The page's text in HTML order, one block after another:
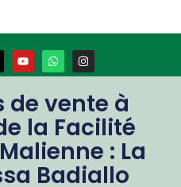
de vente à
la Facilité
: La
Badiallo